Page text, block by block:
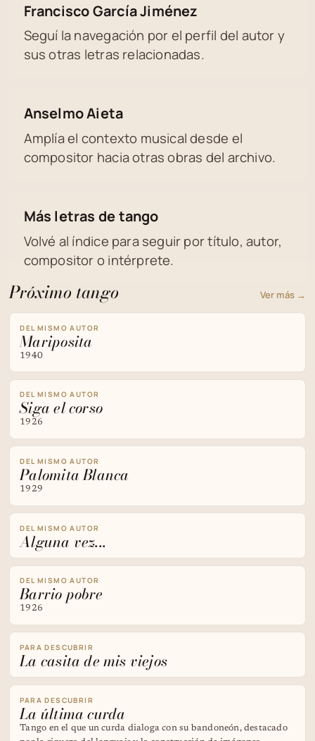
Francisco García Jiménez
Seguí la navegación por el perfil del autor y
sus otras letras relacionadas.
Anselmo Aieta
Amplía el contexto musical desde el
compositor hacia otras obras del archivo.
Más letras de tango
Volvé al índice para seguir por título, autor,
compositor o intérprete.
Próximo tango Ver más →
DEL MISMO AUTOR
Mariposita
1940
DEL MISMO AUTOR
Siga el corso
1926
DEL MISMO AUTOR
Palomita Blanca
1929
DEL MISMO AUTOR
Alguna vez...
DEL MISMO AUTOR
Barrio pobre
1926
PARA DESCUBRIR
La casita de mis viejos
PARA DESCUBRIR
La última curda
Tango en el que un curda dialoga con su bandoneón, destacado